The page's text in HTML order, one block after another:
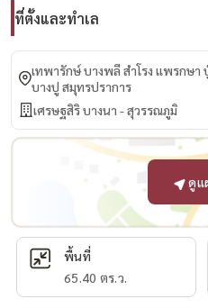
ที่ตั้งและทำเล
เทพารักษ์ บางพลี สำโรง แพรกษา
บางปู สมุทรปราการ
เศรษฐสิริ บางนา - สุวรรณภูมิ
ดูแ
พื้นที่
65.40 ตร.ว.